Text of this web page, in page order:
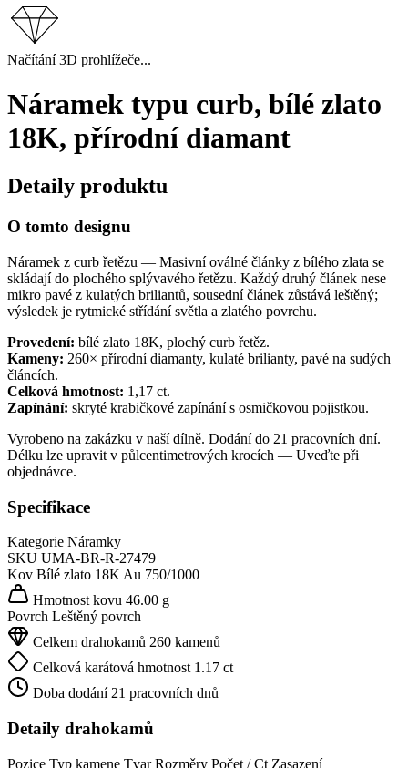
Načítání 3D prohlížeče...
Náramek typu curb, bílé zlato
18K, přírodní diamant
Detaily produktu
O tomto designu
Náramek z curb řetězu — Masivní oválné články z bílého zlata se
skládají do plochého splývavého řetězu. Každý druhý článek nese
mikro pavé z kulatých briliantů, sousední článek zůstává leštěný;
výsledek je rytmické střídání světla a zlatého povrchu.
Provedení: bílé zlato 18K, plochý curb řetěz.
Kameny: 260× přírodní diamanty, kulaté brilianty, pavé na sudých
článcích.
Celková hmotnost: 1,17 ct.
Zapínání: skryté krabičkové zapínání s osmičkovou pojistkou.
Vyrobeno na zakázku v naší dílně. Dodání do 21 pracovních dní.
Délku lze upravit v půlcentimetrových krocích — Uveďte při
objednávce.
Specifikace
Kategorie Náramky
SKU UMA-BR-R-27479
Kov Bílé zlato 18KAu 750/1000
Hmotnost kovu 46.00 g
Povrch Leštěný povrch
Celkem drahokamů 260 kamenů
Celková karátová hmotnost 1.17 ct
Doba dodání 21 pracovních dnů
Detaily drahokamů
Pozice Typ kamene Tvar Rozměry Počet / Ct Zasazení